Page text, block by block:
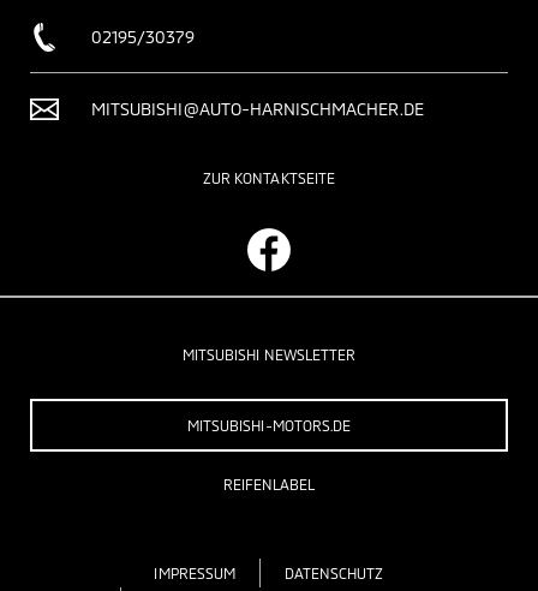
02195/30379
MITSUBISHI@AUTO-HARNISCHMACHER.DE
ZUR KONTAKTSEITE
MITSUBISHI NEWSLETTER
MITSUBISHI-MOTORS.DE
REIFENLABEL
IMPRESSUM
DATENSCHUTZ